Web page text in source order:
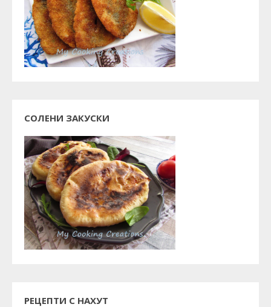
СОЛЕНИ ЗАКУСКИ
РЕЦЕПТИ С НАХУТ